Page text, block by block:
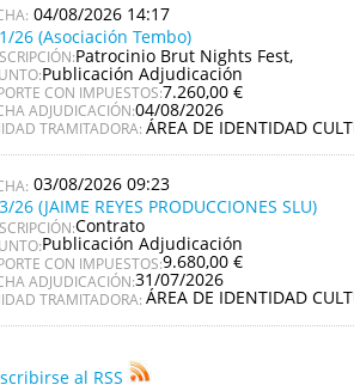
04/08/2026 14:17
26 (Asociación Tembo)
Patrocinio Brut Nights Fest,
Publicación Adjudicación
CON IMPUESTOS:7.260,00 €
ADJUDICACIÓN:04/08/2026
TRAMITADORA: ÁREA DE IDENTIDAD
03/08/2026 09:23
26 (JAIME REYES PRODUCCIONES SLU)
Contrato
Publicación Adjudicación
CON IMPUESTOS:9.680,00 €
ADJUDICACIÓN:31/07/2026
TRAMITADORA: ÁREA DE IDENTIDAD
al RSS